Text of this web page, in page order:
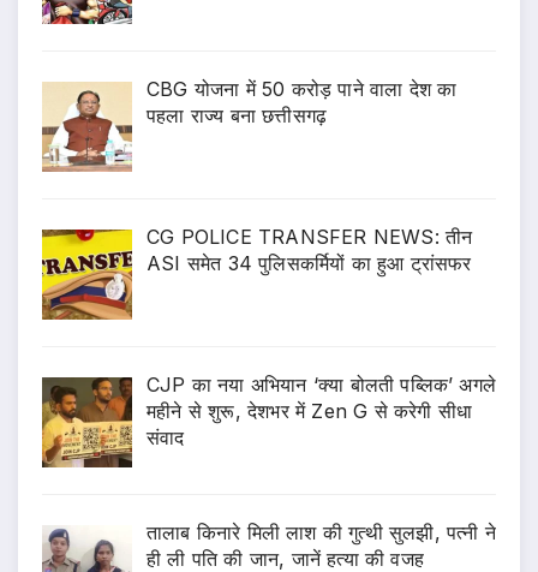
CBG योजना में 50 करोड़ पाने वाला देश का
पहला राज्य बना छत्तीसगढ़
CG POLICE TRANSFER NEWS: तीन
ASI समेत 34 पुलिसकर्मियों का हुआ ट्रांसफर
CJP का नया अभियान ‘क्या बोलती पब्लिक’ अगले
महीने से शुरू, देशभर में Zen G से करेगी सीधा
संवाद
तालाब किनारे मिली लाश की गुत्थी सुलझी, पत्नी ने
ही ली पति की जान, जानें हत्या की वजह